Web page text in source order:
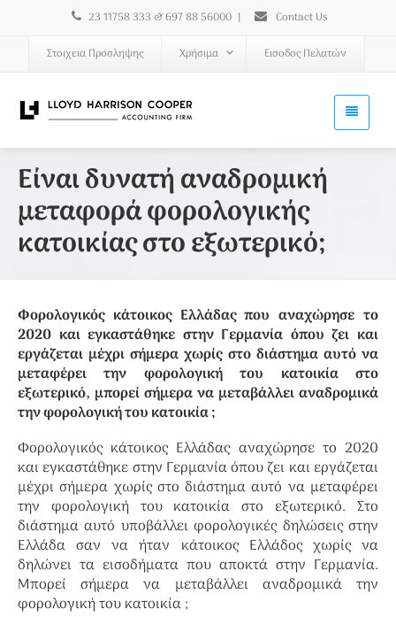
23 11758 333 & 697 88 56000 | Contact Us
Στοιχεια Προσληψης Χρήσιμα Εισοδος Πελατών
Είναι δυνατή αναδρομική
μεταφορά φορολογικής
κατοικίας στο εξωτερικό;
Φορολογικός κάτοικος Ελλάδας που αναχώρησε το
2020 και εγκαστάθηκε στην Γερμανία όπου ζει και
εργάζεται μέχρι σήμερα χωρίς στο διάστημα αυτό να
μεταφέρει την φορολογική του κατοικία στο
εξωτερικό, μπορεί σήμερα να μεταβάλλει αναδρομικά
την φορολογική του κατοικία ;
Φορολογικός κάτοικος Ελλάδας αναχώρησε το 2020
και εγκαστάθηκε στην Γερμανία όπου ζει και εργάζεται
μέχρι σήμερα χωρίς στο διάστημα αυτό να μεταφέρει
την φορολογική του κατοικία στο εξωτερικό. Στο
διάστημα αυτό υποβάλλει φορολογικές δηλώσεις στην
Ελλάδα σαν να ήταν κάτοικος Ελλάδος χωρίς να
δηλώνει τα εισοδήματα που αποκτά στην Γερμανία.
Μπορεί σήμερα να μεταβάλλει αναδρομικά την
φορολογική του κατοικία ;